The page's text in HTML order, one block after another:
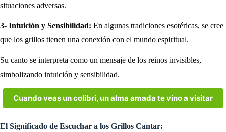
situaciones adversas.
3- Intuición y Sensibilidad: En algunas tradiciones esotéricas, se cree
que los grillos tienen una conexión con el mundo espiritual.
Su canto se interpreta como un mensaje de los reinos invisibles,
simbolizando intuición y sensibilidad.
Cuando veas un colibrí, un alma amada te vino a visitar
El Significado de Escuchar a los Grillos Cantar: